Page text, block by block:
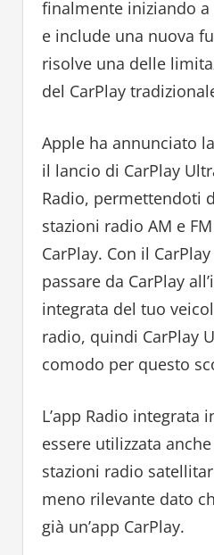
finalmente iniziando
e include una nuova
risolve una delle
del CarPlay
Apple ha annunciato
il lancio di CarPlay
Radio, permettendoti
stazioni radio AM e
CarPlay. Con il
passare da CarPlay
integrata del tuo
radio, quindi CarPlay
comodo per questo
L’app Radio integrata
essere utilizzata
stazioni radio
meno rilevante dato
già un’app CarPlay.